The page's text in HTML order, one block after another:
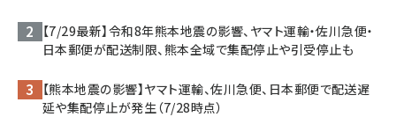
【7/29最新】令和8年熊本地震の影響、ヤマト運輸・佐川急便・
日本郵便が配送制限、熊本全域で集配停止や引受停止も
【熊本地震の影響】ヤマト運輸、佐川急便、日本郵便で配送遅
延や集配停止が発生（7/28時点）